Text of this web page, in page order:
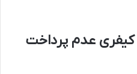
عدم پرداخت